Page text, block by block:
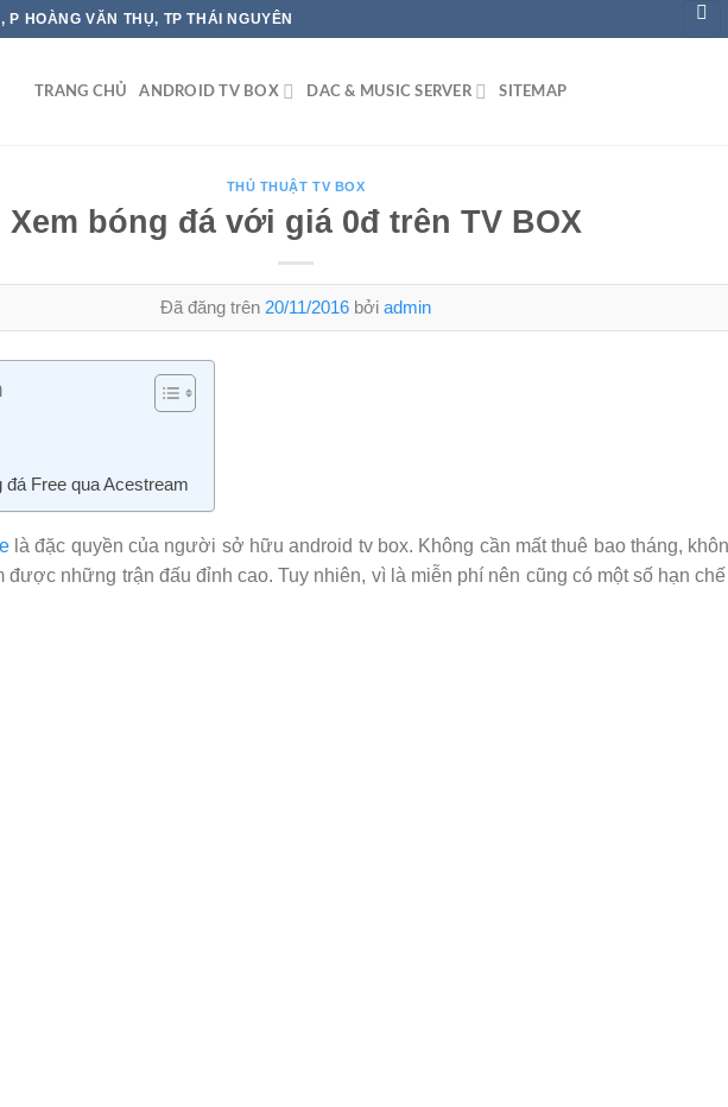
HOÀNG VĂN THỤ, TP THÁI NGUYÊN
TRANG CHỦ ANDROID TV BOX DAC & MUSIC SERVER SITEMAP
THỦ THUẬT TV BOX
Xem bóng đá với giá 0đ trên TV BOX
Đã đăng trên 20/11/2016 bởi admin
Free qua Acestream
là đặc quyền của người sở hữu android tv box. Không cần mất thuê bao tháng,
được những trận đấu đỉnh cao. Tuy nhiên, vì là miễn phí nên cũng có một số hạn